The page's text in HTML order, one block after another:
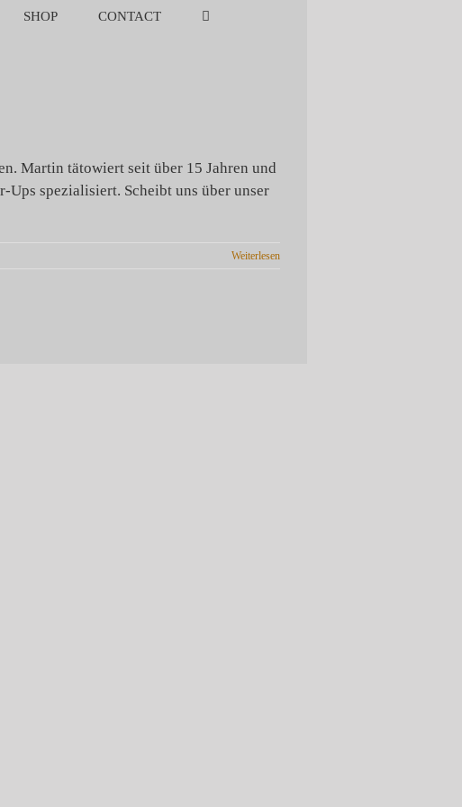
SHOP CONTACT
Martin tätowiert seit über 15 Jahren und
Ups spezialisiert. Scheibt uns über unser
Weiterlesen